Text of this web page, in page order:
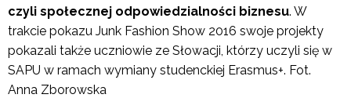
czyli społecznej odpowiedzialności biznesu. W
trakcie pokazu Junk Fashion Show 2016 swoje projekty
pokazali także uczniowie ze Słowacji, którzy uczyli się w
SAPU w ramach wymiany studenckiej Erasmus+. Fot.
Anna Zborowska